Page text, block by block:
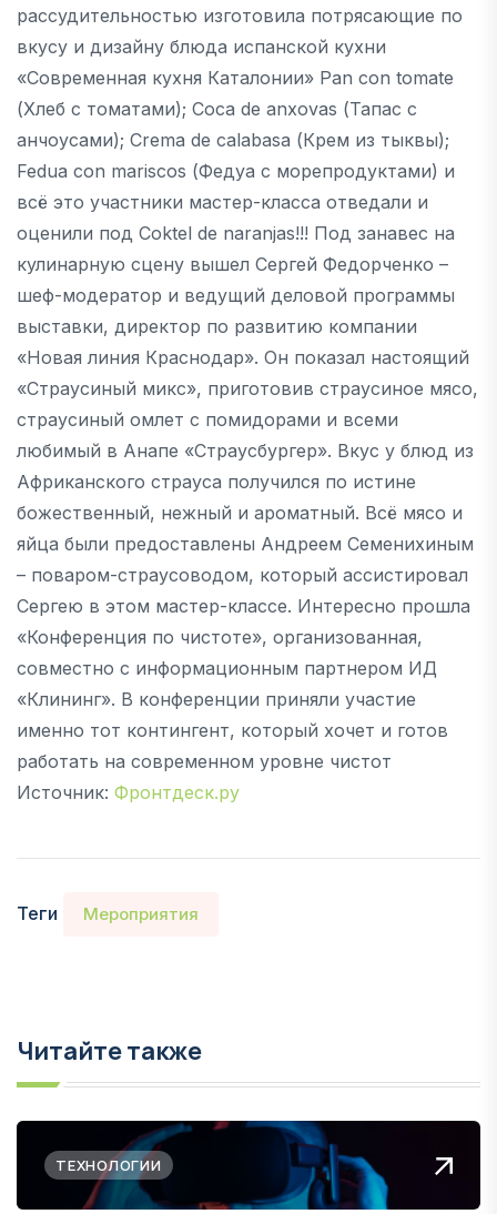
рассудительностью изготовила потрясающие по
вкусу и дизайну блюда испанской кухни
«Современная кухня Каталонии» Pan con tomate
(Хлеб с томатами); Coca de anxovas (Тапас с
анчоусами); Сrema de calabasa (Крем из тыквы);
Fedua con mariscos (Федуа с морепродуктами) и
всё это участники мастер-класса отведали и
оценили под Coktel de naranjas!!! Под занавес на
кулинарную сцену вышел Сергей Федорченко –
шеф-модератор и ведущий деловой программы
выставки, директор по развитию компании
«Новая линия Краснодар». Он показал настоящий
«Страусиный микс», приготовив страусиное мясо,
страусиный омлет с помидорами и всеми
любимый в Анапе «Страусбургер». Вкус у блюд из
Африканского страуса получился по истине
божественный, нежный и ароматный. Всё мясо и
яйца были предоставлены Андреем Семенихиным
– поваром-страусоводом, который ассистировал
Сергею в этом мастер-классе. Интересно прошла
«Конференция по чистоте», организованная,
совместно с информационным партнером ИД
«Клининг». В конференции приняли участие
именно тот контингент, который хочет и готов
работать на современном уровне чистот
Источник: Фронтдеск.ру
Теги Мероприятия
Читайте также
ТЕХНОЛОГИИ